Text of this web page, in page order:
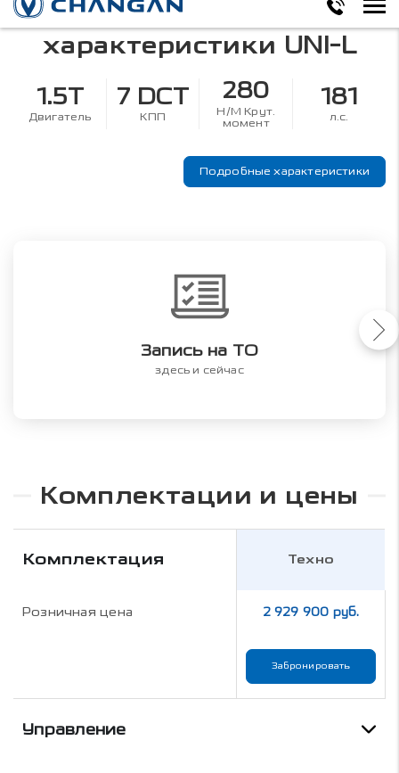
Технические
характеристики UNI-L
1.5T
Двигатель
7 DCT
КПП
280
Н/М Крут.
момент
181
л.с.
Подробные характеристики
Запись на ТО
здесь и сейчас
Комплектации и цены
Комплектация Техно
Розничная цена 2 929 900 руб.
Забронировать
Управление